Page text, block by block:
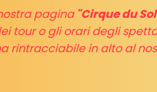
pagina"Cirque du
tour o gli orari degli
rintracciabile in alto al